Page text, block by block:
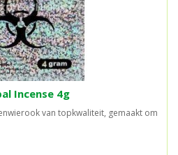
Incense 4g
van topkwaliteit, gemaakt om